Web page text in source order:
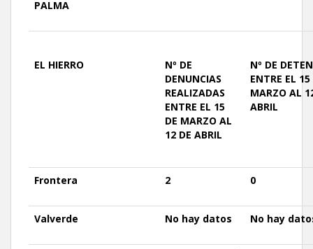
PALMA
EL HIERRO
Nº DE
DENUNCIAS
REALIZADAS
ENTRE EL 15
DE MARZO AL
12 DE ABRIL
Nº DE
ENTRE EL 15
MARZO AL
ABRIL
Frontera 2 0
Valverde No hay datos No hay